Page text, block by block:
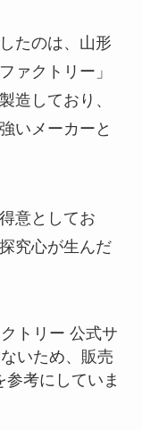
たのは、山形
ァクトリー」
造しており、
いメーカーと
意としてお
究心が生んだ
トリー 公式サ
いため、販売
考にしていま